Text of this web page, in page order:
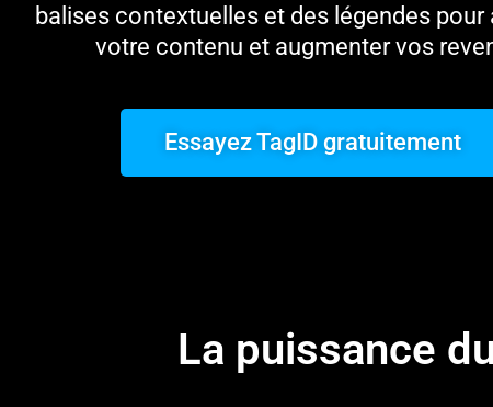
balises contextuelles et des légendes pour
votre contenu et augmenter vos
Essayez TagID gratuitement
La puissance